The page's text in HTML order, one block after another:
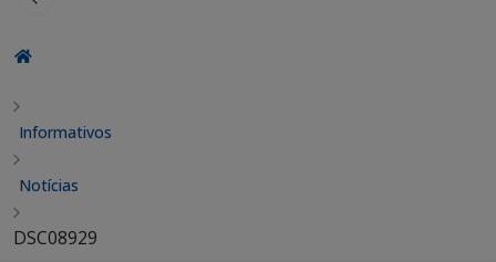
Informativos
Notícias
DSC08929